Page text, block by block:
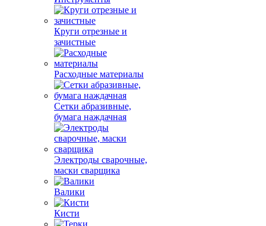
Круги отрезные и
зачистные
Расходные материалы
Сетки абразивные,
бумага наждачная
Электроды сварочные,
маски сварщика
Валики
Кисти